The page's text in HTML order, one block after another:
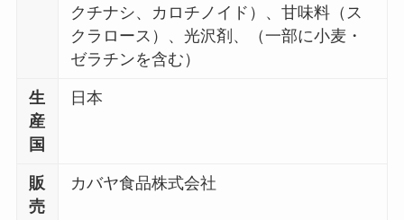
クチナシ、カロチノイド）、甘味料（ス
クラロース）、光沢剤、（一部に小麦・
ゼラチンを含む）
生
産
国
日本
販
売
カバヤ食品株式会社